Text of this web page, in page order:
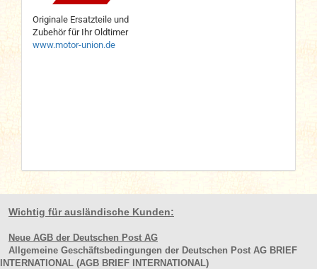
Originale Ersatzteile und
Zubehör für Ihr Oldtimer
www.motor-union.de
Wichtig für ausländische Kunden:
Neue AGB der Deutschen Post AG
Allgemeine Geschäftsbedingungen der Deutschen Post AG BRIEF
INTERNATIONAL (AGB BRIEF INTERNATIONAL)